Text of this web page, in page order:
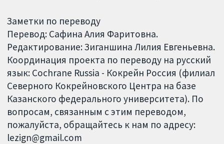
Заметки по переводу
Перевод: Сафина Алия Фаритовна.
Редактирование: Зиганшина Лилия Евгеньевна.
Координация проекта по переводу на русский
язык: Cochrane Russia - Кокрейн Россия (филиал
Северного Кокрейновского Центра на базе
Казанского федерального университета). По
вопросам, связанным с этим переводом,
пожалуйста, обращайтесь к нам по адресу:
lezign@gmail.com